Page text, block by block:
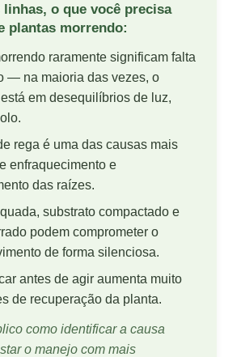
linhas, o que você precisa
plantas morrendo:
raramente significam falta
— na maioria das vezes, o
em desequilíbrios de luz,
rega é uma das causas mais
enfraquecimento e
das raízes.
substrato compactado e
podem comprometer o
de forma silenciosa.
antes de agir aumenta muito
de recuperação da planta.
como identificar a causa
o manejo com mais